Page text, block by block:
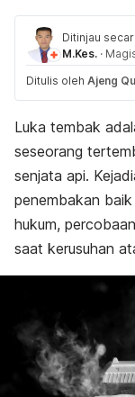
Ditinjau
M.Kes. ·
Ditulis oleh Ajeng
Luka tembak
seseorang
senjata api.
penembakan
hukum,
saat kerusuhan